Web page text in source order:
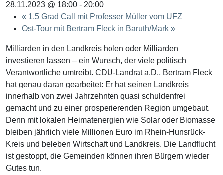
28.11.2023 @ 18:00 - 20:00
« 1,5 Grad Call mit Professer Müller vom UFZ
Ost-Tour mit Bertram Fleck in Baruth/Mark »
Milliarden in den Landkreis holen oder Milliarden
investieren lassen – ein Wunsch, der viele politisch
Verantwortliche umtreibt. CDU-Landrat a.D., Bertram Fleck
hat genau daran gearbeitet: Er hat seinen Landkreis
innerhalb von zwei Jahrzehnten quasi schuldenfrei
gemacht und zu einer prosperierenden Region umgebaut.
Denn mit lokalen Heimatenergien wie Solar oder Biomasse
bleiben jährlich viele Millionen Euro im Rhein-Hunsrück-
Kreis und beleben Wirtschaft und Landkreis. Die Landflucht
ist gestoppt, die Gemeinden können ihren Bürgern wieder
Gutes tun.